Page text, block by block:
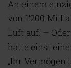
An einem
von 1‘200
Luft auf. –
hatte einst
„Ihr Vermögen